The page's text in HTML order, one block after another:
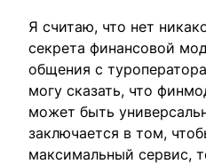
Я считаю, что нет
секрета финансовой
общения с
могу сказать, что
может быть
заключается в том,
максимальный сервис,